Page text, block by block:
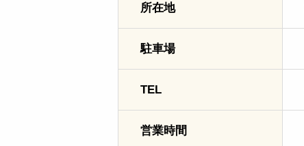
所在地
駐車場
TEL
営業時間